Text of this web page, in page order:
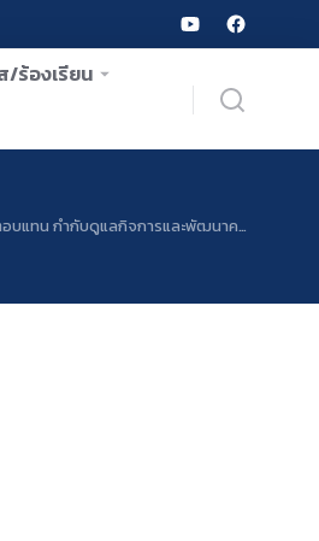
/ร้องเรียน
บแทน กำกับดูแลกิจการและพัฒนาค…